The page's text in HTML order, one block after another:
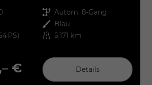
Getriebe Autom. 8-Gang
Außenfarbe Blau
PS) Kilometerstand 5.171 km
€ Details